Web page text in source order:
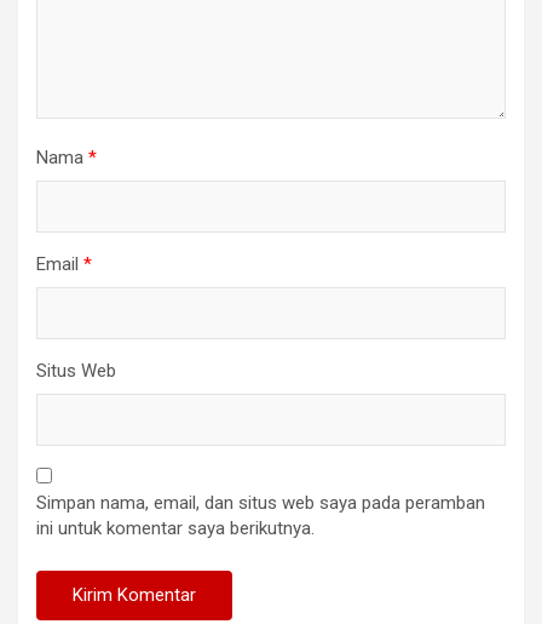
Nama *
Email *
Situs Web
Simpan nama, email, dan situs web saya pada peramban
ini untuk komentar saya berikutnya.